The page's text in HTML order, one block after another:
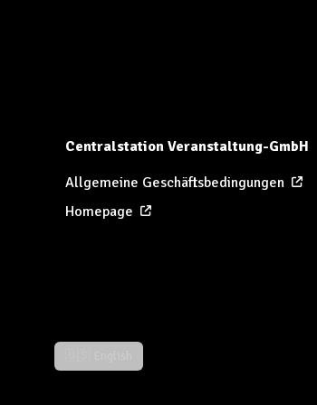
Centralstation Veranstaltung-GmbH
Allgemeine Geschäftsbedingungen
Homepage